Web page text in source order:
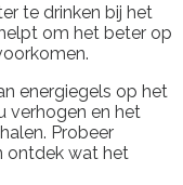
te drinken bij het
om het beter op
energiegels op het
verhogen en het
Probeer
ontdek wat het